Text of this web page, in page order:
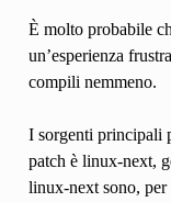
È molto probabile
un’esperienza
compili nemmeno.
I sorgenti principali
patch è linux-next,
linux-next sono, per